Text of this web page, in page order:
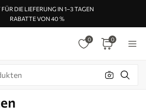
FÜR DIE LIEFERUNG IN 1–3 TAGEN
RABATTE VON 40 %
0 0